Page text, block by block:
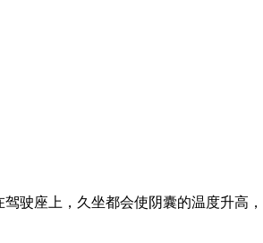
驶座上，久坐都会使阴囊的温度升高